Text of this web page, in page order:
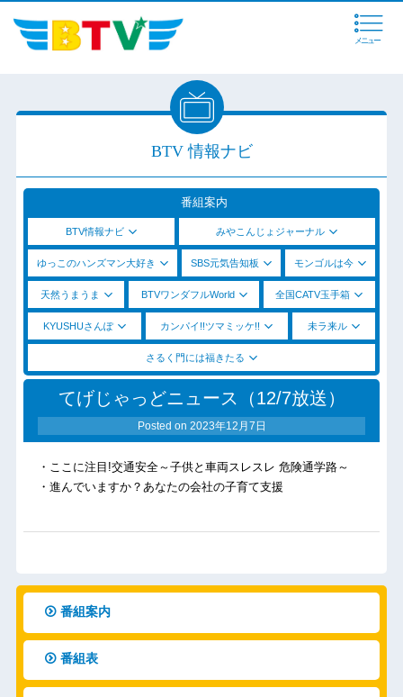
メニュー
BTV 情報ナビ
番組案内
BTV情報ナビ みやこんじょジャーナル
ゆっこのハンズマン大好き SBS元気告知板 モンゴルは今
天然うまうま BTVワンダフルWorld 全国CATV玉手箱
KYUSHUさんぽ カンパイ!!ツマミッケ!! 未ラ来ル
さるく門には福きたる
てげじゃっどニュース（12/7放送）
Posted on 2023年12月7日
・ここに注目!交通安全～子供と車両スレスレ 危険通学路～
・進んでいますか？あなたの会社の子育て支援
番組案内
番組表